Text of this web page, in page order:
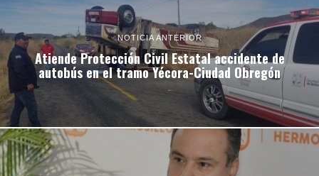
NOTICIA ANTERIOR
Atiende Protección Civil Estatal accidente de
autobús en el tramo Yécora-Ciudad Obregón